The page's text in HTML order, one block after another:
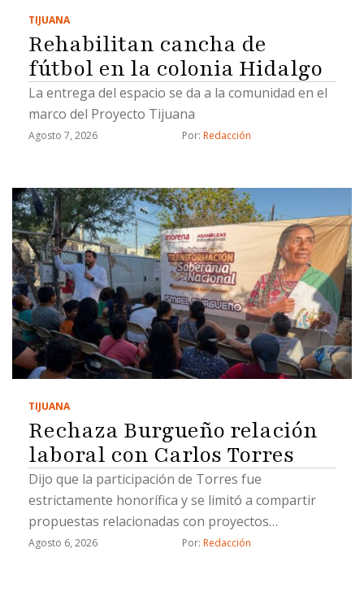
TIJUANA
Rehabilitan cancha de
fútbol en la colonia Hidalgo
La entrega del espacio se da a la comunidad en el
marco del Proyecto Tijuana
Agosto 7, 2026 Por: Redacción
TIJUANA
Rechaza Burgueño relación
laboral con Carlos Torres
Dijo que la participación de Torres fue
estrictamente honorífica y se limitó a compartir
propuestas relacionadas con proyectos
estratégicos
Agosto 6, 2026 Por: Redacción